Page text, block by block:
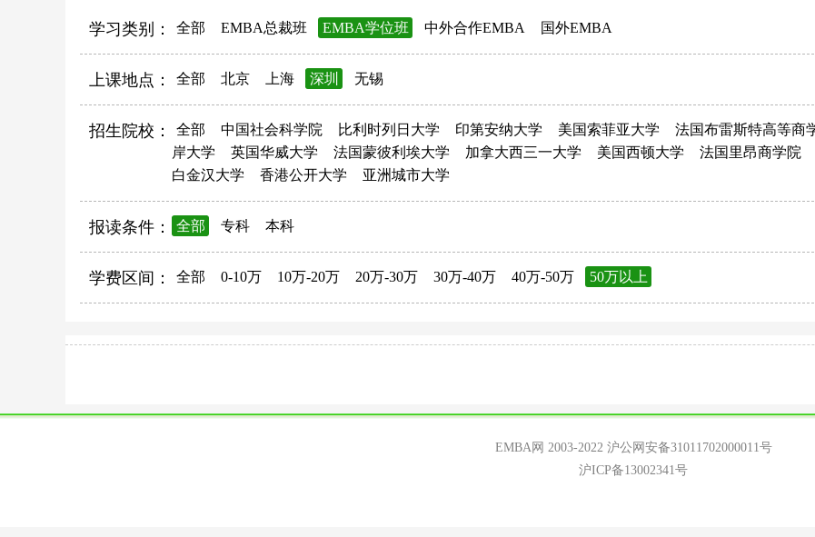
学习类别： 全部 EMBA总裁班 EMBA学位班 中外合作EMBA 国外EMBA
上课地点： 全部 北京 上海 深圳 无锡
招生院校： 全部 中国社会科学院 比利时列日大学 印第安纳大学 美国索菲亚大学 法国布雷斯特高等商
岸大学
英国华威大学 法国蒙彼利埃大学 加拿大西三一大学 美国西顿大学 法国里昂商学院
白金汉大学
香港公开大学 亚洲城市大学
报读条件： 全部 专科 本科
学费区间： 全部 0-10万 10万-20万 20万-30万 30万-40万 40万-50万 50万以上
EMBA网 2003-2022 沪公网安备31011702000011号
沪ICP备13002341号